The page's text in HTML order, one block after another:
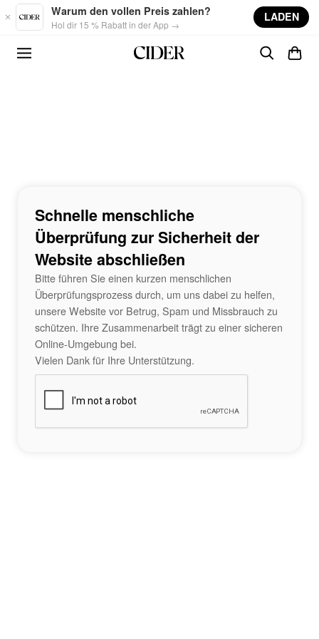
Skip to main content
Warum den vollen Preis zahlen?
Hol dir 15 % Rabatt in der App →
LADEN
Schnelle menschliche
Überprüfung zur Sicherheit der
Website abschließen
Bitte führen Sie einen kurzen menschlichen
Überprüfungsprozess durch, um uns dabei zu helfen,
unsere Website vor Betrug, Spam und Missbrauch zu
schützen. Ihre Zusammenarbeit trägt zu einer sicheren
Online-Umgebung bei.
Vielen Dank für Ihre Unterstützung.